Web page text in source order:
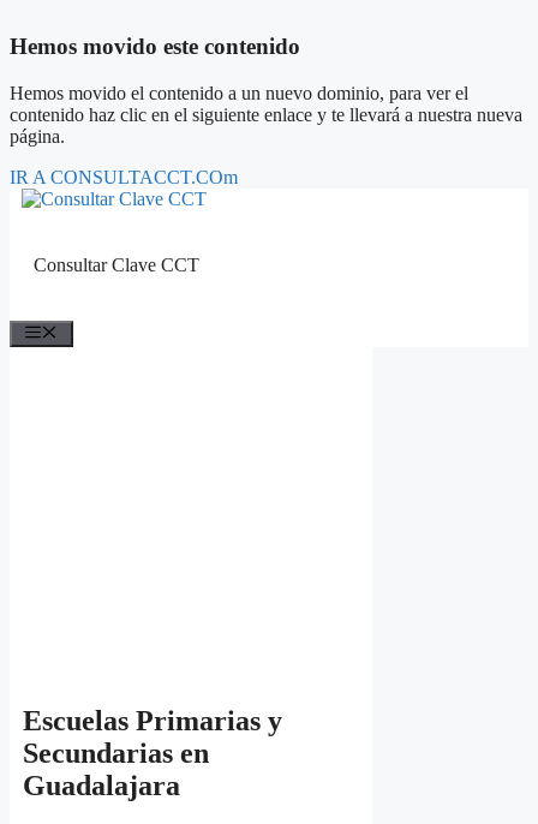
Hemos movido este contenido
Hemos movido el contenido a un nuevo dominio, para ver el
contenido haz clic en el siguiente enlace y te llevará a nuestra nueva
página.
IR A CONSULTACCT.COm
Saltar
Consultar Clave CCT
Escuelas Primarias y
Secundarias en
Guadalajara